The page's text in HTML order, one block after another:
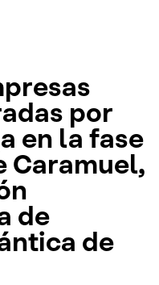
por
en la fase
Caramuel,
de
de